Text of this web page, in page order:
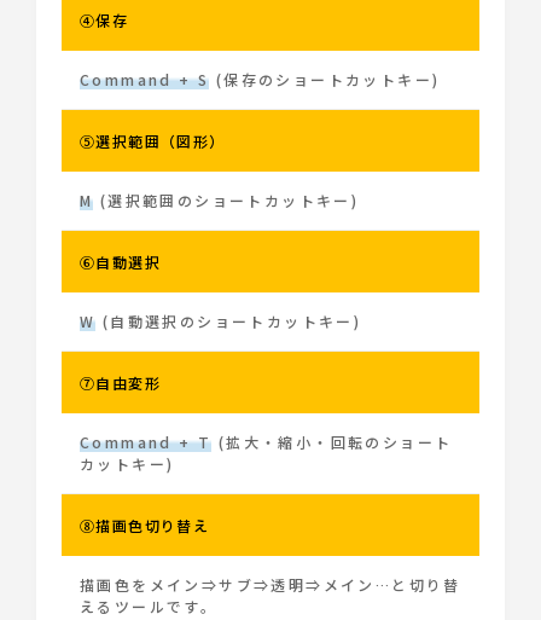
④保存
Command + S (保存のショートカットキー)
⑤選択範囲（図形）
M (選択範囲のショートカットキー)
⑥自動選択
W (自動選択のショートカットキー)
⑦自由変形
Command + T (拡大・縮小・回転のショート
カットキー)
⑧描画色切り替え
描画色をメイン⇒サブ⇒透明⇒メイン…と切り替
えるツールです。